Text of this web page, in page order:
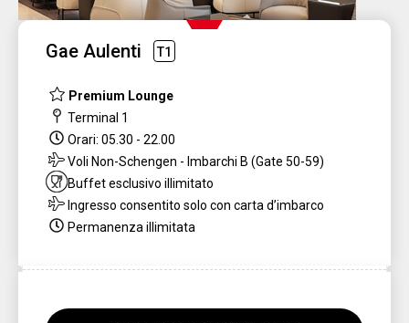
Gae Aulenti T1
Premium Lounge
Terminal 1
Orari: 05.30 - 22.00
Voli Non-Schengen - Imbarchi B (Gate 50-59)
Buffet esclusivo illimitato
Ingresso consentito solo con carta d’imbarco
Permanenza illimitata